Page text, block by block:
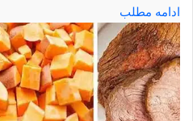
ادامه مطلب